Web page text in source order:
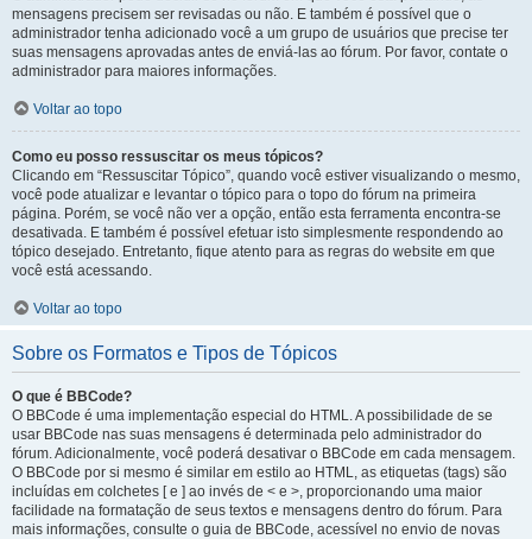
mensagens precisem ser revisadas ou não. E também é possível que o
administrador tenha adicionado você a um grupo de usuários que precise ter
suas mensagens aprovadas antes de enviá-las ao fórum. Por favor, contate o
administrador para maiores informações.
Voltar ao topo
Como eu posso ressuscitar os meus tópicos?
Clicando em “Ressuscitar Tópico”, quando você estiver visualizando o mesmo,
você pode atualizar e levantar o tópico para o topo do fórum na primeira
página. Porém, se você não ver a opção, então esta ferramenta encontra-se
desativada. E também é possível efetuar isto simplesmente respondendo ao
tópico desejado. Entretanto, fique atento para as regras do website em que
você está acessando.
Voltar ao topo
Sobre os Formatos e Tipos de Tópicos
O que é BBCode?
O BBCode é uma implementação especial do HTML. A possibilidade de se
usar BBCode nas suas mensagens é determinada pelo administrador do
fórum. Adicionalmente, você poderá desativar o BBCode em cada mensagem.
O BBCode por si mesmo é similar em estilo ao HTML, as etiquetas (tags) são
incluídas em colchetes [ e ] ao invés de < e >, proporcionando uma maior
facilidade na formatação de seus textos e mensagens dentro do fórum. Para
mais informações, consulte o guia de BBCode, acessível no envio de novas